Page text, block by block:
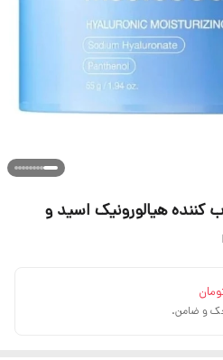
کننده هیالورونیک اسید و